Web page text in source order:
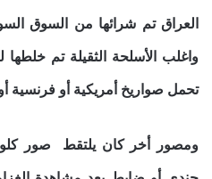
العراق تم شرائها من السوق
واغلب الأسلحة الثقيلة تم خلطها
تحمل صواريخ أمريكية أو فرنسية أو
ومصور أخر كان يلتقط صور